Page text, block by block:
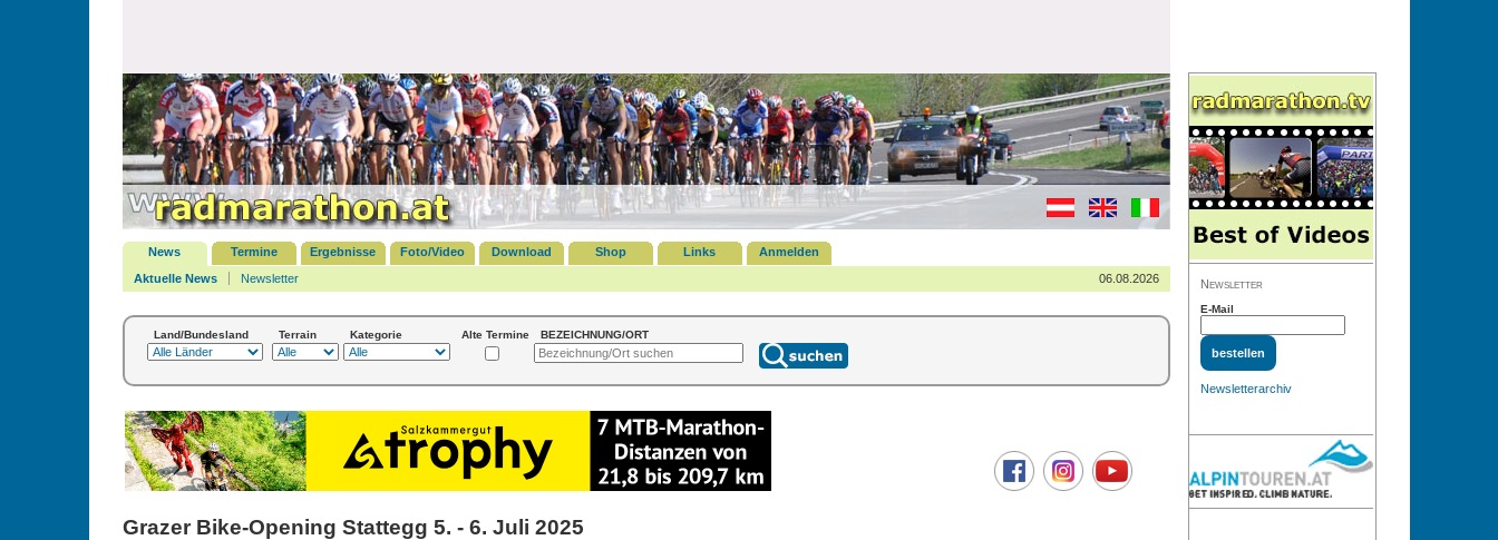
News Termine Ergebnisse Foto/Video Download Shop Links
Anmelden
Aktuelle News
Newsletter 06.08.2026
Land/Bundesland Terrain Kategorie Alte Termine BEZEICHNUNG/ORT
Grazer Bike-Opening Stattegg 5. - 6. Juli 2025
Newsletter
E-Mail
Newsletterarchiv